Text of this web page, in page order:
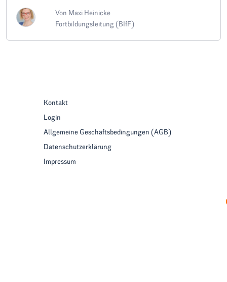
Von Maxi Heinicke
Fortbildungsleitung (BIfF)
Kontakt
Login
Allgemeine Geschäftsbedingungen (AGB)
Datenschutzerklärung
Impressum